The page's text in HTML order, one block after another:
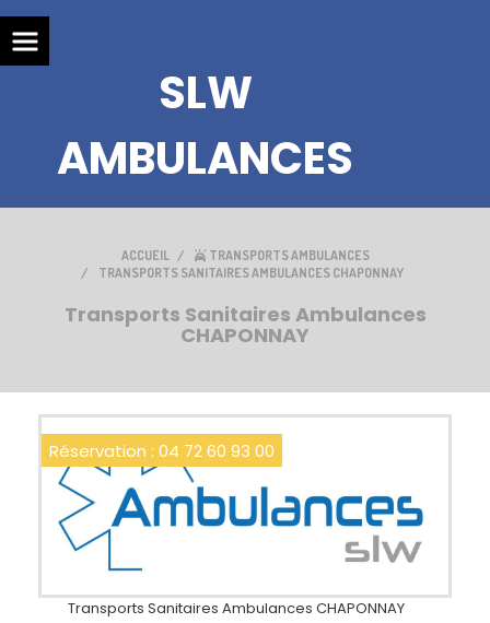
SLW
AMBULANCES
ACCUEIL
TRANSPORTS AMBULANCES
TRANSPORTS SANITAIRES AMBULANCES CHAPONNAY
Transports Sanitaires Ambulances
CHAPONNAY
Réservation : 04 72 60 93 00
Transports Sanitaires Ambulances CHAPONNAY